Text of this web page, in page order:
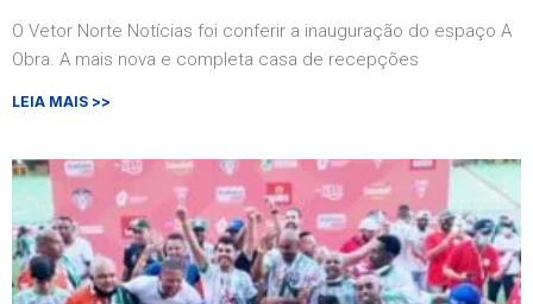
O Vetor Norte Notícias foi conferir a inauguração do espaço A
Obra. A mais nova e completa casa de recepções
LEIA MAIS >>